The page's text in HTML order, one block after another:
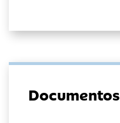
Documentos